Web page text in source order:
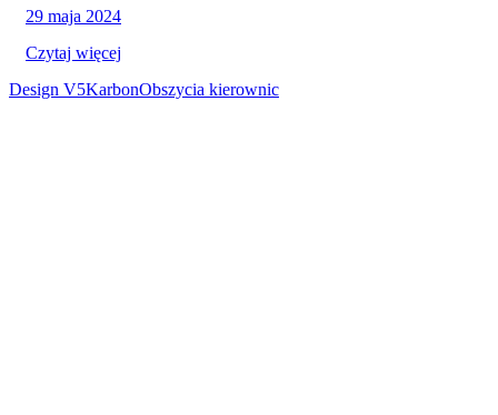
29 maja 2024
Czytaj więcej
Design V5KarbonObszycia kierownic